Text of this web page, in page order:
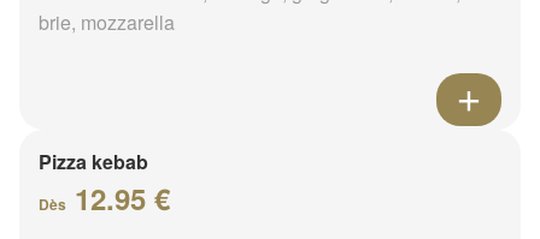
brie, mozzarella
Pizza kebab
Dès 12.95 €